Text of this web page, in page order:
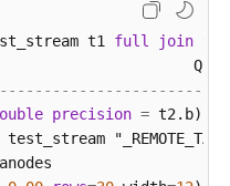
t1 full join
precision = t2.b)
test_stream